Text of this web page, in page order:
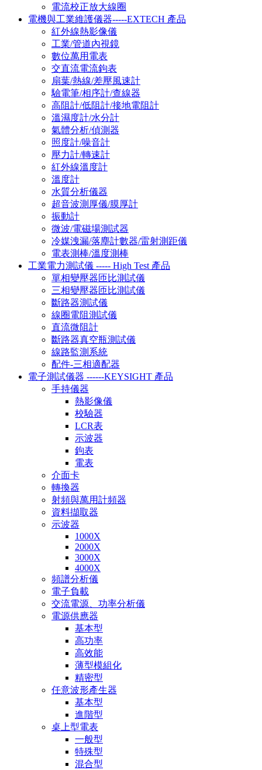
電流校正放大線圈
電機與工業維護儀器-----EXTECH 產品
紅外線熱影像儀
工業/管道內視鏡
數位萬用電表
交直流電流鉤表
扇葉/熱線/差壓風速計
驗電筆/相序計/查線器
高阻計/低阻計/接地電阻計
溫濕度計/水分計
氣體分析/偵測器
照度計/噪音計
壓力計/轉速計
紅外線溫度計
溫度計
水質分析儀器
超音波測厚儀/膜厚計
振動計
微波/電磁場測試器
冷媒洩漏/落塵計數器/雷射測距儀
電表測棒/溫度測棒
工業電力測試儀 ----- High Test 產品
單相變壓器匝比測試儀
三相變壓器匝比測試儀
斷路器測試儀
線圈電阻測試儀
直流微阻計
斷路器真空瓶測試儀
線路監測系統
配件-三相適配器
電子測試儀器 ------KEYSIGHT 產品
手持儀器
熱影像儀
校驗器
LCR表
示波器
鉤表
電表
介面卡
轉換器
射頻與萬用計頻器
資料擷取器
示波器
1000X
2000X
3000X
4000X
頻譜分析儀
電子負載
交流電源、功率分析儀
電源供應器
基本型
高功率
高效能
薄型模組化
精密型
任意波形產生器
基本型
進階型
桌上型電表
一般型
特殊型
混合型